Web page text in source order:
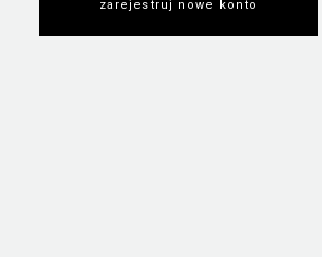
zarejestruj nowe konto